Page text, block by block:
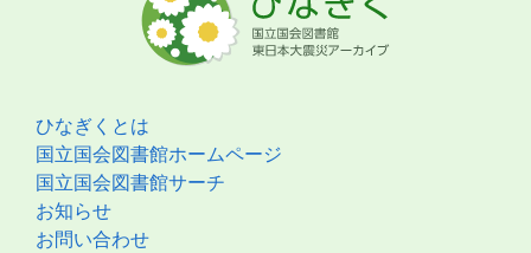
ひなぎくとは
国立国会図書館ホームページ
国立国会図書館サーチ
お知らせ
お問い合わせ